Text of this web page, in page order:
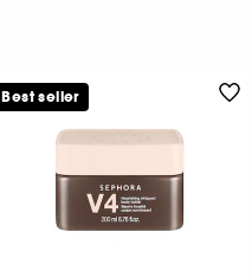
Best seller